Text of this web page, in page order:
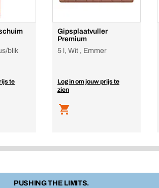
blik
te
Gipsplaatvuller
Premium
5 l, Wit , Emmer
Log in om jouw prijs te
zien
PUSHING THE LIMITS.